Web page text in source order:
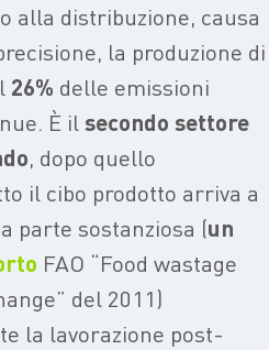
alla distribuzione, causa
la produzione di
26% delle emissioni
È il secondo settore
, dopo quello
il cibo prodotto arriva a
parte sostanziosa (un
FAO “Food wastage
del 2011)
la lavorazione post-